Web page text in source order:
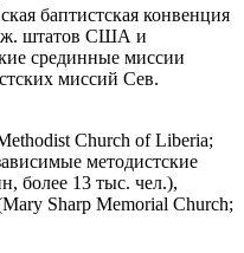
баптистская конвенция
юж. штатов США и
срединные миссии
миссий Сев.
Church of Liberia;
методистские
более 13 тыс. чел.),
Sharp Memorial Church;